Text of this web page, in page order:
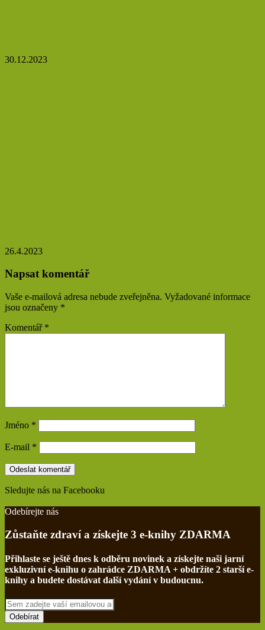
30.12.2023
26.4.2023
Napsat komentář
Vaše e-mailová adresa nebude zveřejněna. Vyžadované informace
jsou označeny *
Komentář *
Jméno *
E-mail *
Sledujte nás na Facebooku
Odebírejte nás
Zůstaňte zdraví a získejte 3 e-knihy ZDARMA
Přihlaste se ještě dnes k odběru novinek a získejte naši jarní
exkluzivní e-knihu o zahrádce ZDARMA + obdržíte 2 starší e-
knihy a budete dostávat další vydání v budoucnu.
Sem
zadejte
vaší